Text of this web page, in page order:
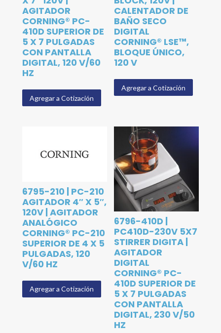
AGITADOR
CORNING® PC-
410D SUPERIOR DE
5 X 7 PULGADAS
CON PANTALLA
DIGITAL, 120 V/60
HZ
Agregar a Cotización
CALENTADOR DE
BAÑO SECO
DIGITAL
CORNING® LSE™,
BLOQUE ÚNICO,
120 V
Agregar a Cotización
6795-210 | PC-210
AGITADOR 4″ X 5″,
120V | AGITADOR
ANALÓGICO
CORNING® PC-210
SUPERIOR DE 4 X 5
PULGADAS, 120
V/60 HZ
Agregar a Cotización
6796-410D |
PC410D-230V 5X7
STIRRER DIGITA |
AGITADOR
DIGITAL
CORNING® PC-
410D SUPERIOR DE
5 X 7 PULGADAS
CON PANTALLA
DIGITAL, 230 V/50
HZ